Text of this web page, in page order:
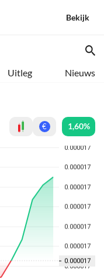
Bekijk
Uitleg Nieuws
€ 1,60%